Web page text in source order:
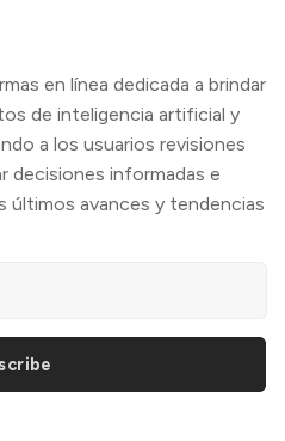
en línea dedicada a brindar
de inteligencia artificial y
a los usuarios revisiones
decisiones informadas e
avances y tendencias